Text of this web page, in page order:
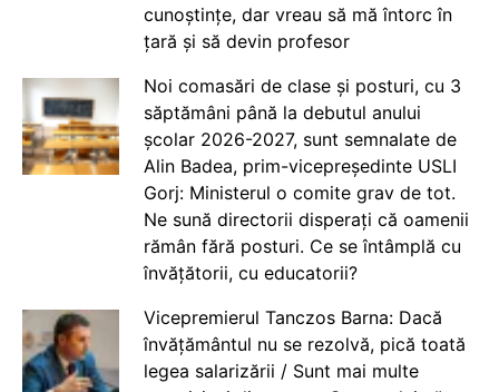
cunoștințe, dar vreau să mă întorc în
țară și să devin profesor
Noi comasări de clase și posturi, cu 3
săptămâni până la debutul anului
școlar 2026-2027, sunt semnalate de
Alin Badea, prim-vicepreședinte USLI
Gorj: Ministerul o comite grav de tot.
Ne sună directorii disperați că oamenii
rămân fără posturi. Ce se întâmplă cu
învățătorii, cu educatorii?
Vicepremierul Tanczos Barna: Dacă
învățământul nu se rezolvă, pică toată
legea salarizării / Sunt mai multe